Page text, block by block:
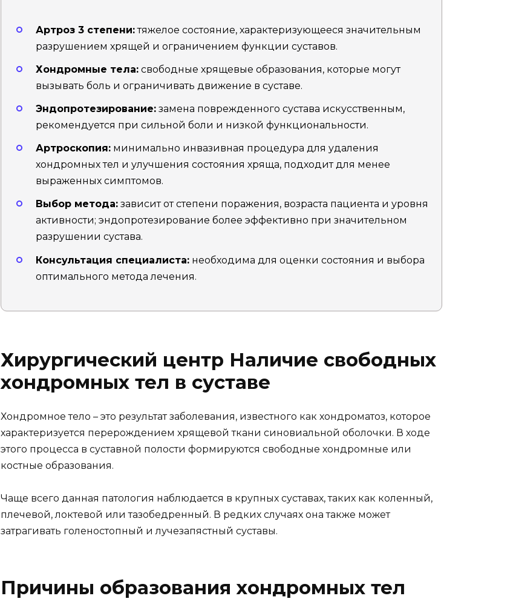
Артроз 3 степени:тяжелое состояние, характеризующееся значительным
разрушением хрящей и ограничением функции суставов.
Хондромные тела: свободные хрящевые образования, которые могут
вызывать боль и ограничивать движение в суставе.
Эндопротезирование: замена поврежденного сустава искусственным,
рекомендуется при сильной боли и низкой функциональности.
Артроскопия: минимально инвазивная процедура для удаления
хондромных тел и улучшения состояния хряща, подходит для менее
выраженных симптомов.
Выбор метода: зависит от степени поражения, возраста пациента и уровня
активности; эндопротезирование более эффективно при значительном
разрушении сустава.
Консультация специалиста: необходима для оценки состояния и выбора
оптимального метода лечения.
Хирургический центр Наличие свободных
хондромных тел в суставе
Хондромное тело – это результат заболевания, известного как хондроматоз, которое
характеризуется перерождением хрящевой ткани синовиальной оболочки. В ходе
этого процесса в суставной полости формируются свободные хондромные или
костные образования.
Чаще всего данная патология наблюдается в крупных суставах, таких как коленный,
плечевой, локтевой или тазобедренный. В редких случаях она также может
затрагивать голеностопный и лучезапястный суставы.
Причины образования хондромных тел